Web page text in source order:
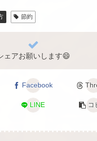
節約
ェアお願いします😄
Facebook
LINE コ